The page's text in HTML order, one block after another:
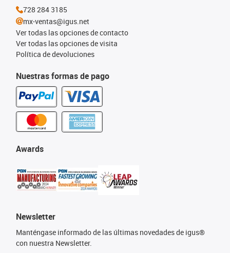
Nuestras formas de pago
Awards
Newsletter
Manténgase informado de las últimas novedades de igus®
con nuestra Newsletter.
728 284 3185
mx-ventas@igus.net
Ver todas las opciones de contacto
Ver todas las opciones de visita
Política de devoluciones